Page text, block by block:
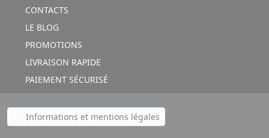
CONTACTS
LE BLOG
PROMOTIONS
LIVRAISON RAPIDE
PAIEMENT SÉCURISÉ
Informations et mentions légales